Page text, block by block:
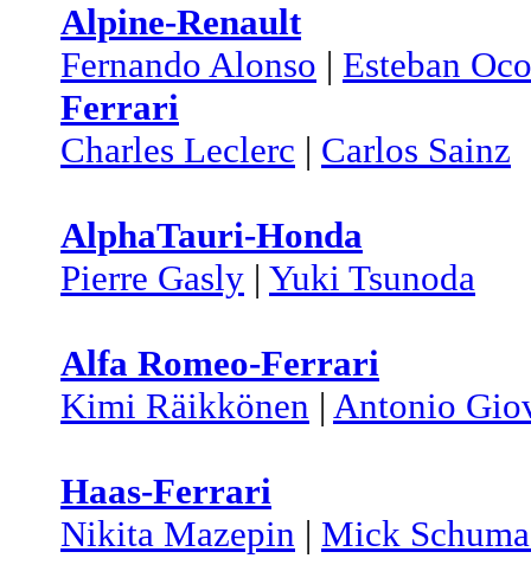
Alpine-Renault
Fernando Alonso | Esteban
Ferrari
Charles Leclerc | Carlos Sainz
AlphaTauri-Honda
Pierre Gasly | Yuki Tsunoda
Alfa Romeo-Ferrari
Kimi Räikkönen | Antonio
Haas-Ferrari
Nikita Mazepin | Mick